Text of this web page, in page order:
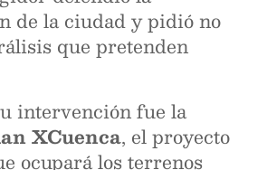
de la ciudad y pidió no
que pretenden
intervención fue la
XCuenca, el proyecto
ocupará los terrenos